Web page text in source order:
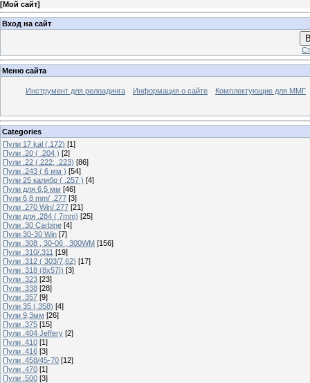
[Мой сайт]
Вход на сайт
Меню сайта
Инструмент для релоадинга Информация о сайте Комплектующие для ММГ
Categories
Пули 17 kal (.172) [1]
Пули .20 ( .204 ) [2]
Пули .22 (.222; .223) [86]
Пули .243 ( 6 мм ) [54]
Пули 25 калибр ( .257 ) [4]
Пули для 6,5 мм [46]
Пули 6,8 mm/ .277 [3]
Пули .270 Win/.277 [21]
Пули для .284 ( 7mm) [25]
Пули .30 Carbine [4]
Пули 30-30 Win [7]
Пули .308 , 30-06 , 300WM [156]
Пули .310/.311 [19]
Пули .312 ( 303/7,62) [17]
Пули .318 (8х57I) [3]
Пули .323 [23]
Пули .338 [28]
Пули .357 [9]
Пули 35 (.358) [4]
Пули 9,3мм [26]
Пули .375 [15]
Пули .404 Jeffery [2]
Пули .410 [1]
Пули .416 [3]
Пули .458/45-70 [12]
Пули .470 [1]
Пули .500 [3]